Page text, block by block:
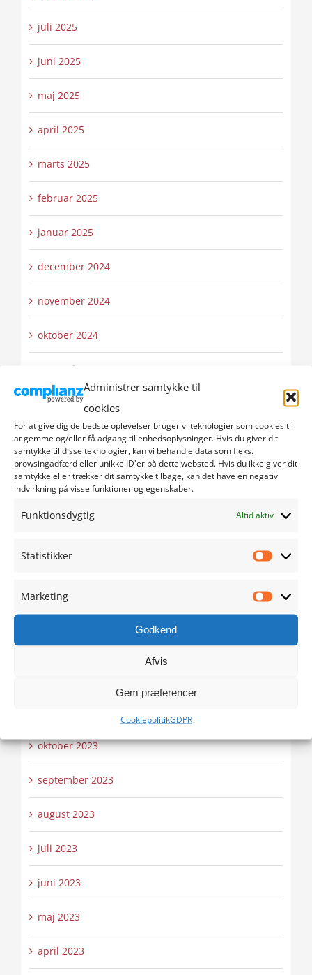
Administrer samtykke til
cookies
For at give dig de bedste oplevelser bruger vi teknologier som cookies til
at gemme og/eller få adgang til enhedsoplysninger. Hvis du giver dit
samtykke til disse teknologier, kan vi behandle data som f.eks.
browsingadfærd eller unikke ID'er på dette websted. Hvis du ikke giver dit
samtykke eller trækker dit samtykke tilbage, kan det have en negativ
indvirkning på visse funktioner og egenskaber.
Funktionsdygtig Altid aktiv
Statistikker
Marketing
Godkend
Afvis
Gem præferencer
CookiepolitikGDPR
juli 2025
juni 2025
maj 2025
april 2025
marts 2025
februar 2025
januar 2025
december 2024
november 2024
oktober 2024
september 2024
august 2024
juli 2024
juni 2024
januar 2024
oktober 2023
september 2023
august 2023
juli 2023
juni 2023
maj 2023
april 2023